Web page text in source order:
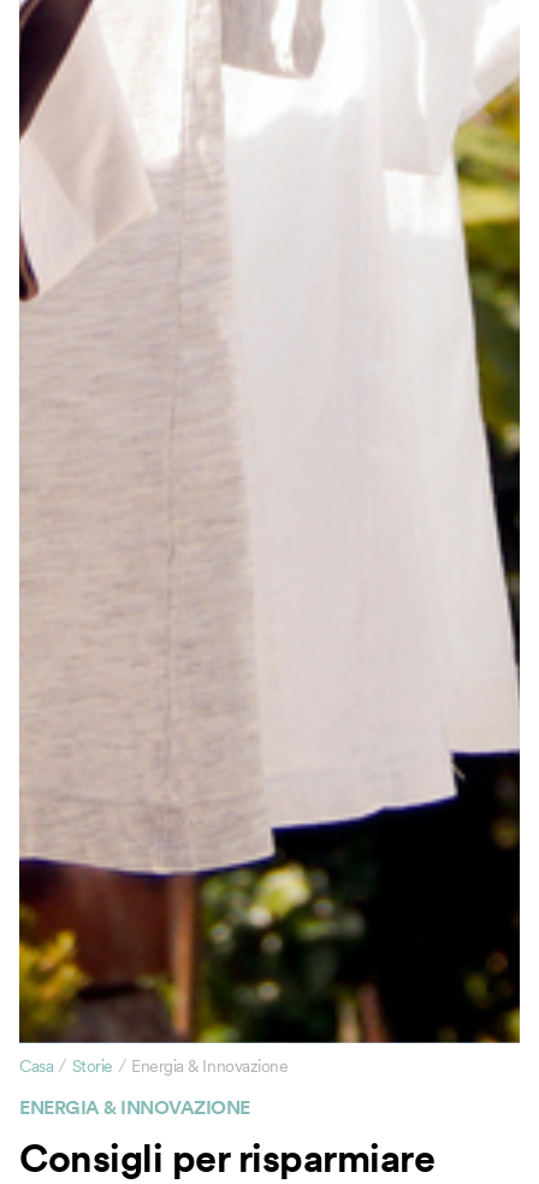
ENERGIA & INNOVAZIONE
Casa / Storie / Energia & Innovazione
Consigli per risparmiare